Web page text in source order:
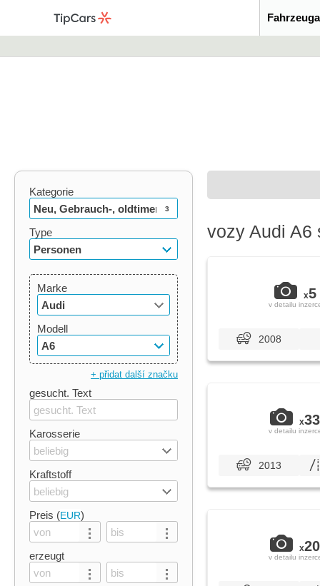
Kategorie
Neu, Gebrauch-, oldtimer
3
Type
Personen
Marke
Audi
Modell
A6
+ přidat další značku
gesucht. Text
Karosserie
beliebig
Kraftstoff
beliebig
Preis (EUR)
erzeugt
vozy Audi A6
x5
v detailu
2008
x33
v detailu
2013
x20
v detailu